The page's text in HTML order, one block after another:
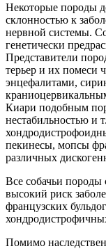
Некоторые породы
склонностью к
нервной системы.
генетически
Представители
терьер и их помеси
энцефалитами,
Киари подобным
нестабильностью и
пекинесы, мопсы
различных
Все собачьи породы
высокий риск
французских
Помимо